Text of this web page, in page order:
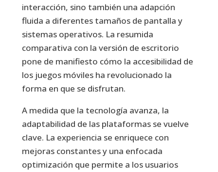
interacción, sino también una adapción
fluida a diferentes tamaños de pantalla y
sistemas operativos. La resumida
comparativa con la versión de escritorio
pone de manifiesto cómo la accesibilidad de
los juegos móviles ha revolucionado la
forma en que se disfrutan.
A medida que la tecnología avanza, la
adaptabilidad de las plataformas se vuelve
clave. La experiencia se enriquece con
mejoras constantes y una enfocada
optimización que permite a los usuarios